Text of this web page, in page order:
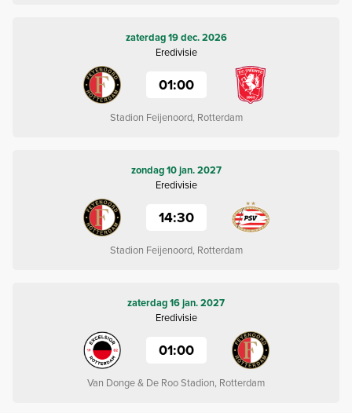
zaterdag 19 dec. 2026
Eredivisie
01:00
Stadion Feijenoord, Rotterdam
zondag 10 jan. 2027
Eredivisie
14:30
Stadion Feijenoord, Rotterdam
zaterdag 16 jan. 2027
Eredivisie
01:00
Van Donge & De Roo Stadion, Rotterdam